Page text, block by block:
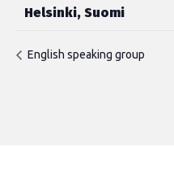
Helsinki, Suomi
English speaking group